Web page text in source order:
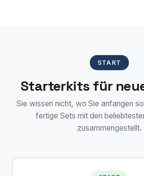
START
Starterkits für
Sie wissen nicht, wo Sie anfangen
fertige Sets mit den
zusammengestellt.